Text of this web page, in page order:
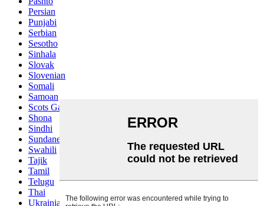
Persian
Punjabi
Serbian
Sesotho
Sinhala
Slovak
Slovenian
Somali
Samoan
Scots Gaelic
Shona
Sindhi
Sundanese
Swahili
Tajik
Tamil
Telugu
Thai
Ukrainian